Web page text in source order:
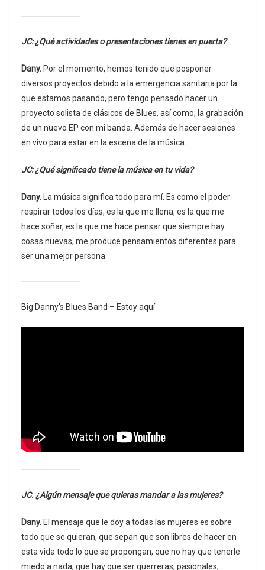
JC: ¿Qué actividades o presentaciones tienes en puerta?
Dany. Por el momento, hemos tenido que posponer
diversos proyectos debido a la emergencia sanitaria por la
que estamos pasando, pero tengo pensado hacer un
proyecto solista de clásicos de Blues, así como, la grabación
de un nuevo EP con mi banda. Además de hacer sesiones
en vivo para estar en la escena de la música.
JC: ¿Qué significado tiene la música en tu vida?
Dany. La música significa todo para mí. Es como el poder
respirar todos los días, es la que me llena, es la que me
hace soñar, es la que me hace pensar que siempre hay
cosas nuevas, me produce pensamientos diferentes para
ser una mejor persona.
Big Danny’s Blues Band – Estoy aquí
JC. ¿Algún mensaje que quieras mandar a las mujeres?
Dany. El mensaje que le doy a todas las mujeres es sobre
todo que se quieran, que sepan que son libres de hacer en
esta vida todo lo que se propongan, que no hay que tenerle
miedo a nada, que hay que ser guerreras, pasionales,